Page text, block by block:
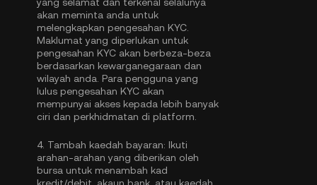
akan meminta anda untuk
melengkapkan pengesahan KYC
Maklumat yang diperlukan untuk
pengesahan KYC akan berbeza-beza
berdasarkan kewarganegaraan dan
wilayah anda. Para pengguna yang
lulus pengesahan KYC akan
mempunyai akses kepada lebih banyak
ciri dan perkhidmatan di platform.
4. Tambah kaedah bayaran: Ikuti
arahan-arahan yang diberikan oleh
bursa untuk menambah kad